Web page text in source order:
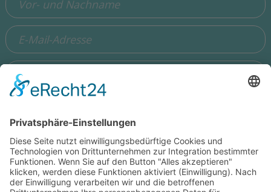
Ich stimme zu, dass meine Angaben aus dem Formular zur
Beantwortung meiner Anfrage erhoben und verarbeitet
werden. Die Daten werden so lange gespeichert, bis ein
Widerspruch erfolgt. Hinweis: Sie können Ihre Einwilligung